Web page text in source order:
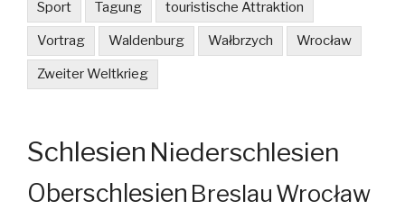
Sport Tagung touristische Attraktion
Vortrag Waldenburg Wałbrzych Wrocław
Zweiter Weltkrieg
Schlesien Niederschlesien
Oberschlesien Breslau Wrocław